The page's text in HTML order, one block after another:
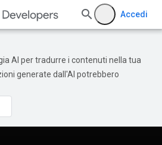
Accedi
AI per tradurre i contenuti nella tua
generate dall'AI potrebbero